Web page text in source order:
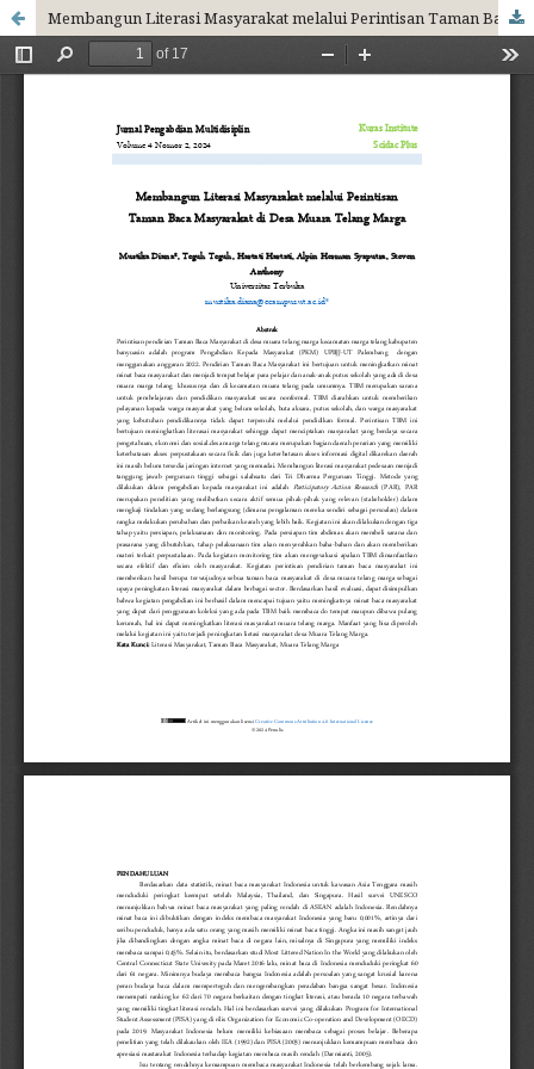
Membangun Literasi Masyarakat melalui Perintisan Taman Baca Masyarakat di Desa Muara Telang Marga